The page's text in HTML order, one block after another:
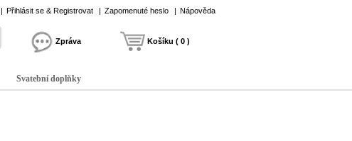
| Přihlásit se & Registrovat | Zapomenuté heslo | Nápověda
Zpráva Košíku ( 0 )
Svatební doplňky